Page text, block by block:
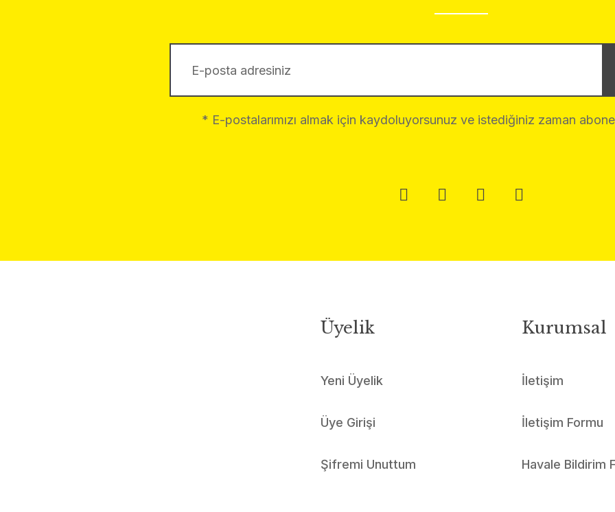
* E-postalarımızı almak için kaydoluyorsunuz ve istediğiniz zaman
Üyelik
Yeni Üyelik
Üye Girişi
Şifremi Unuttum
Kurumsal
İletişim
İletişim Formu
Havale Bildirim